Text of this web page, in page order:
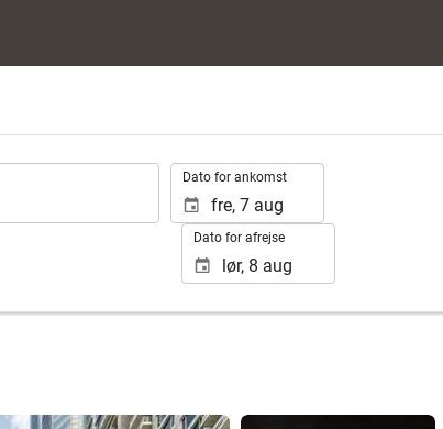
Dato for ankomst
Dato for afrejse